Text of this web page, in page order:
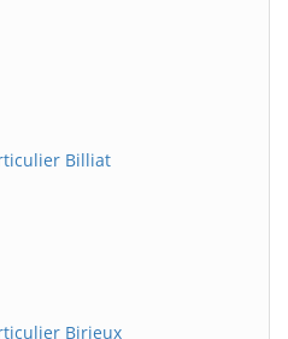
Billiat
Birieux